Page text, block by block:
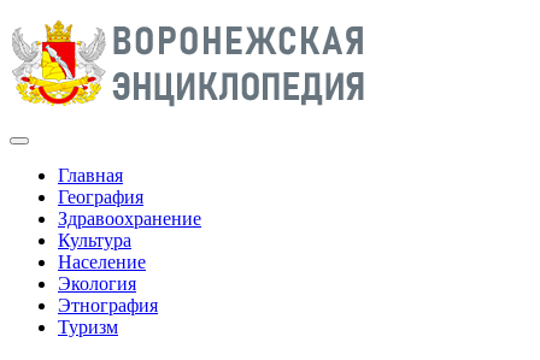
Главная
География
Здравоохранение
Культура
Население
Экология
Этнография
Туризм